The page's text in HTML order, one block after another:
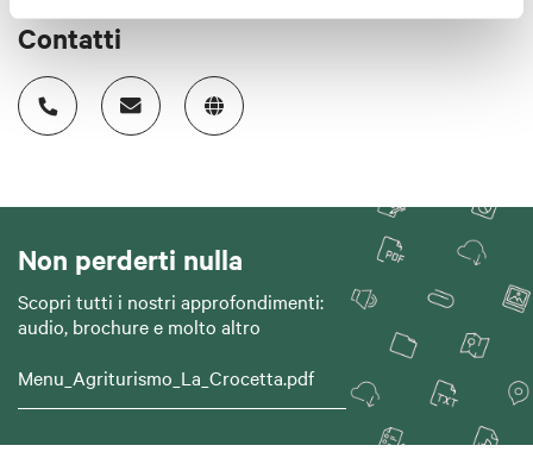
Contatti
Non perderti nulla
Scopri tutti i nostri approfondimenti:
audio, brochure e molto altro
Menu_Agriturismo_La_Crocetta.pdf
Download